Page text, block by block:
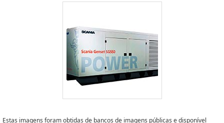
Estas imagens foram obtidas de bancos de imagens públicas e disponível